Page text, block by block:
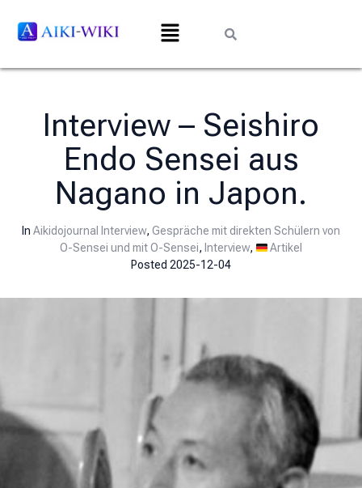
Interview – Seishiro
Endo Sensei aus
Nagano in Japon.
In Aikidojournal Interview, Gespräche mit direkten Schülern von
O-Sensei und mit O-Sensei, Interview,
Artikel
Posted 2025-12-04